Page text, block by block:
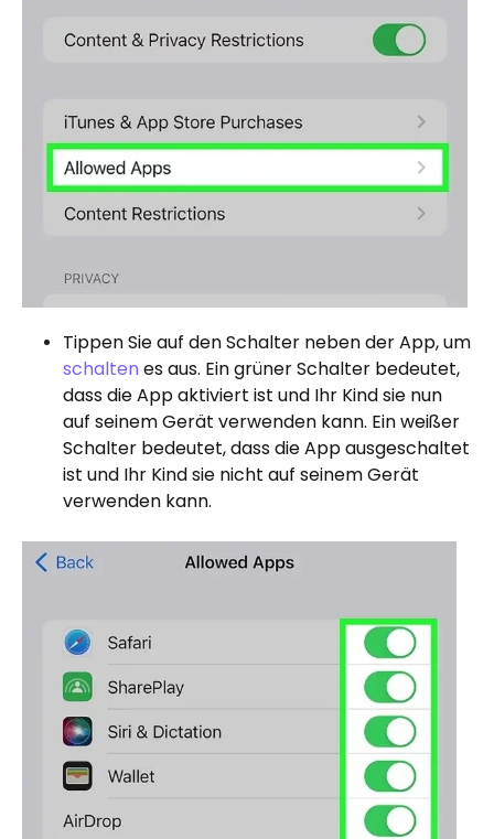
Tippen Sie auf den Schalter neben der App, um
schalten es aus. Ein grüner Schalter bedeutet,
dass die App aktiviert ist und Ihr Kind sie nun
auf seinem Gerät verwenden kann. Ein weißer
Schalter bedeutet, dass die App ausgeschaltet
ist und Ihr Kind sie nicht auf seinem Gerät
verwenden kann.